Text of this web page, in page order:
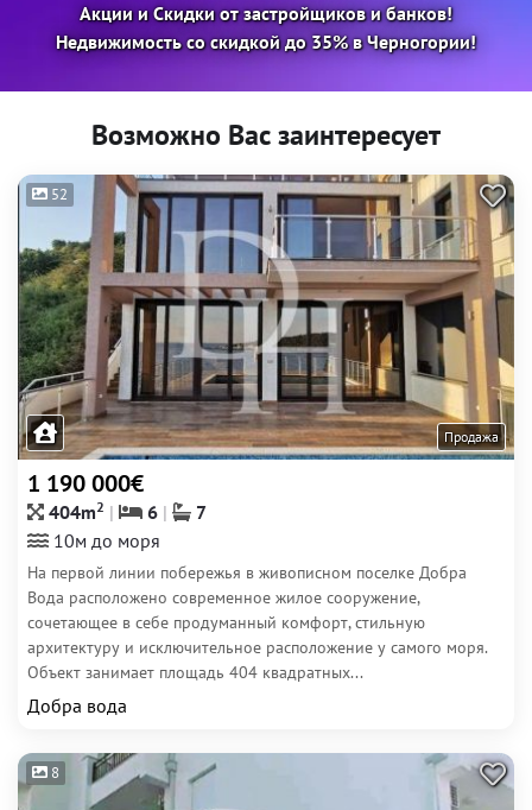
Акции и Скидки от застройщиков и банков!
Недвижимость со скидкой до 35% в Черногории!
Возможно Вас заинтересует
52
Продажа
1 190 000€
404m2 6
7
10м до моря
На первой линии побережья в живописном поселке Добра
Вода расположено современное жилое сооружение,
сочетающее в себе продуманный комфорт, стильную
архитектуру и исключительное расположение у самого моря.
Объект занимает площадь 404 квадратных...
Добра вода
8